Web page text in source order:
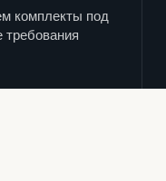
комплекты под